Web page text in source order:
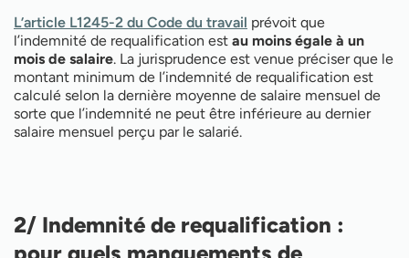
L’article L1245-2 du Code du travail prévoit que
l’indemnité de requalification est au moins égale à un
mois de salaire. La jurisprudence est venue préciser que le
montant minimum de l’indemnité de requalification est
calculé selon la dernière moyenne de salaire mensuel de
sorte que l’indemnité ne peut être inférieure au dernier
salaire mensuel perçu par le salarié.
2/ Indemnité de requalification :